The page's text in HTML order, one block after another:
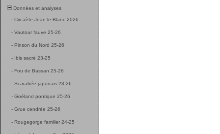
Données et analyses
- Circaète Jean-le-Blanc 2026
- Vautour fauve 25-26
- Pinson du Nord 25-26
- Ibis sacré 23-25
- Fou de Bassan 25-26
- Scarabée japonais 23-26
- Goéland pontique 25-26
- Grue cendrée 25-26
- Rougegorge familier 24-25